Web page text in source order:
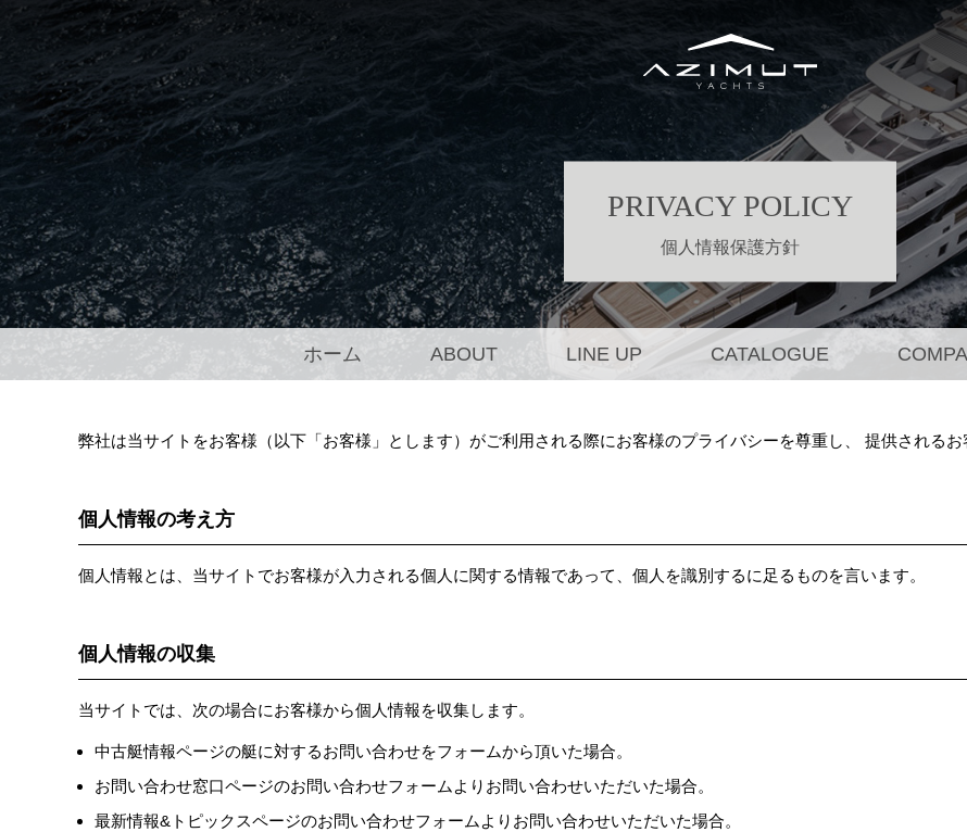
Yachts Home
PRIVACY POLICY
個人情報保護方針
ホーム ABOUT LINE UP CATALOGUE
弊社は当サイトをお客様（以下「お客様」とします）がご利用される際にお客様のプライバシーを尊重し、 提供される
個人情報の考え方
個人情報とは、当サイトでお客様が入力される個人に関する情報であって、個人を識別するに足るものを言います。
個人情報の収集
当サイトでは、次の場合にお客様から個人情報を収集します。
中古艇情報ページの艇に対するお問い合わせをフォームから頂いた場合。
お問い合わせ窓口ページのお問い合わせフォームよりお問い合わせいただいた場合。
最新情報&トピックスページのお問い合わせフォームよりお問い合わせいただいた場合。